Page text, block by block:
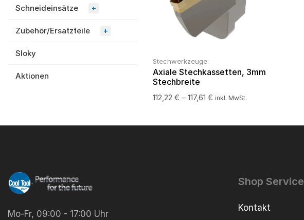
Schneideinsätze +
Zubehör/Ersatzteile +
Sloky
Aktionen
Stechwerkzeuge
Axiale Stechkassetten, 3mm
Stechbreite
112,22€ –117,61€ inkl. MwSt.
Mo-Fr, 09:00 - 17:00 Uhr
Shop Service
Kontakt